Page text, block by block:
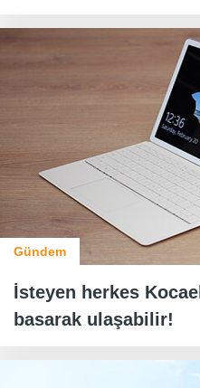
Gündem
İsteyen herkes
basarak ulaşabilir!